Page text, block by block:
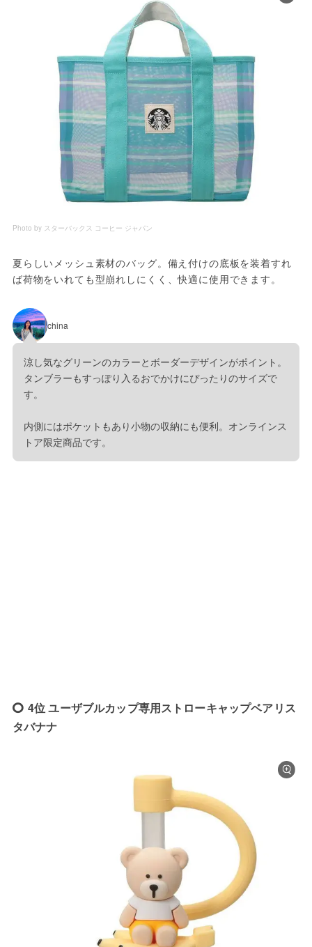
Photo by スターバックス コーヒー ジャパン
夏らしいメッシュ素材のバッグ。備え付けの底板を装着すれ
ば荷物をいれても型崩れしにくく、快適に使用できます。
china
涼し気なグリーンのカラーとボーダーデザインがポイント。
タンブラーもすっぽり入るおでかけにぴったりのサイズで
す。
内側にはポケットもあり小物の収納にも便利。オンラインス
トア限定商品です。
4位 ユーザブルカップ専用ストローキャップベアリス
タバナナ